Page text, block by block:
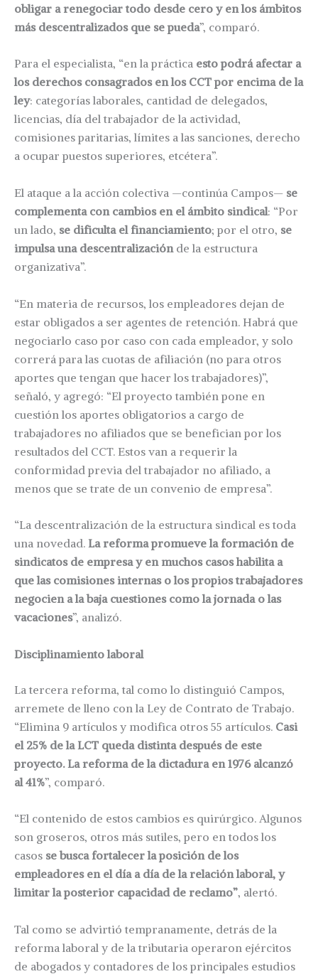
obligar a renegociar todo desde cero y en los ámbitos
más descentralizados que se pueda”, comparó.
Para el especialista, “en la práctica esto podrá afectar a
los derechos consagrados en los CCT por encima de la
ley: categorías laborales, cantidad de delegados,
licencias, día del trabajador de la actividad,
comisiones paritarias, límites a las sanciones, derecho
a ocupar puestos superiores, etcétera”.
El ataque a la acción colectiva —continúa Campos— se
complementa con cambios en el ámbito sindical: “Por
un lado, se dificulta el financiamiento; por el otro, se
impulsa una descentralizaciónde la estructura
organizativa”.
“En materia de recursos, los empleadores dejan de
estar obligados a ser agentes de retención. Habrá que
negociarlo caso por caso con cada empleador, y solo
correrá para las cuotas de afiliación (no para otros
aportes que tengan que hacer los trabajadores)”,
señaló, y agregó: “El proyecto también pone en
cuestión los aportes obligatorios a cargo de
trabajadores no afiliados que se benefician por los
resultados del CCT. Estos van a requerir la
conformidad previa del trabajador no afiliado, a
menos que se trate de un convenio de empresa”.
“La descentralización de la estructura sindical es toda
una novedad. La reforma promueve la formación de
sindicatos de empresa y en muchos casos habilita a
que las comisiones internas o los propios trabajadores
negocien a la baja cuestiones como la jornada o las
vacaciones”, analizó.
Disciplinamiento laboral
La tercera reforma, tal como lo distinguió Campos,
arremete de lleno con la Ley de Contrato de Trabajo.
“Elimina 9 artículos y modifica otros 55 artículos. Casi
el 25% de la LCT queda distinta después de este
proyecto. La reforma de la dictadura en 1976 alcanzó
al 41%”, comparó.
“El contenido de estos cambios es quirúrgico. Algunos
son groseros, otros más sutiles, pero en todos los
casos se busca fortalecer la posición de los
empleadores en el día a día de la relación laboral, y
limitar la posterior capacidad de reclamo”, alertó.
Tal como se advirtió tempranamente, detrás de la
reforma laboral y de la tributaria operaron ejércitos
de abogados y contadores de los principales estudios